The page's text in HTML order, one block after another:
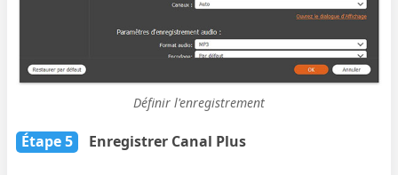
Définir l'enregistrement
Étape 5 Enregistrer Canal Plus